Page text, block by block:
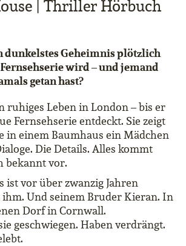
| Thriller Hörbuch
dunkelstes Geheimnis plötzlich
wird – und jemand
getan hast?
ruhiges Leben in London – bis er
Fernsehserie entdeckt. Sie zeigt
in einem Baumhaus ein Mädchen
Die Details. Alles kommt
bekannt vor.
ist vor über zwanzig Jahren
ihm. Und seinem Bruder Kieran. In
Dorf in Cornwall.
geschwiegen. Haben verdrängt.